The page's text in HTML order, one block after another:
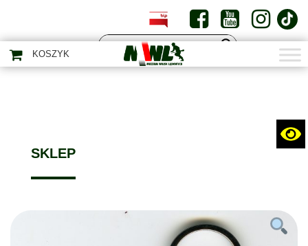
PL EN
KOSZYK
SKLEP